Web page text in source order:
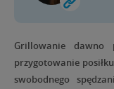
Grillowanie dawno
przygotowanie
swobodnego